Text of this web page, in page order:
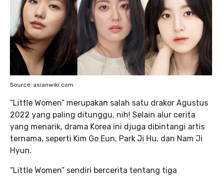
Source: asianwiki.com
“Little Women” merupakan salah satu drakor Agustus
2022 yang paling ditunggu, nih! Selain alur cerita
yang menarik, drama Korea ini djuga dibintangi artis
ternama, seperti Kim Go Eun, Park Ji Hu, dan Nam Ji
Hyun.
“Little Women” sendiri bercerita tentang tiga